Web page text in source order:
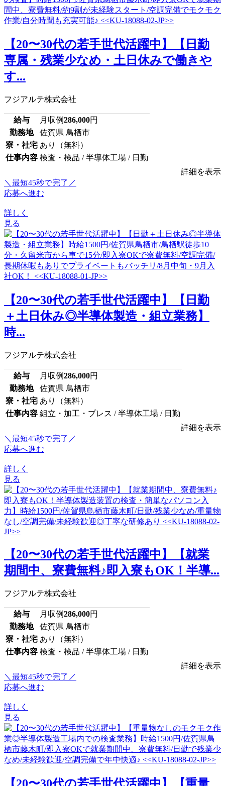
【20〜30代の若手世代活躍中】【日勤
専属・残業少なめ・土日休みで働きや
す...
フジアルテ株式会社
給与 月収例286,000円
勤務地
佐賀県 鳥栖市
寮・社宅 あり（無料）
仕事内容 検査・検品 / 半導体工場 / 日勤
詳細を表示
＼最短45秒で完了／
応募へ進む
詳しく
見る
【20〜30代の若手世代活躍中】【日勤
＋土日休み◎半導体製造・組立業務】
時...
フジアルテ株式会社
給与 月収例286,000円
勤務地
佐賀県 鳥栖市
寮・社宅 あり（無料）
仕事内容 組立・加工・プレス / 半導体工場 / 日勤
詳細を表示
＼最短45秒で完了／
応募へ進む
詳しく
見る
【20〜30代の若手世代活躍中】【就業
期間中、寮費無料♪即入寮もOK！半導...
フジアルテ株式会社
給与 月収例286,000円
勤務地
佐賀県 鳥栖市
寮・社宅 あり（無料）
仕事内容 検査・検品 / 半導体工場 / 日勤
詳細を表示
＼最短45秒で完了／
応募へ進む
詳しく
見る
【20〜30代の若手世代活躍中】【重量